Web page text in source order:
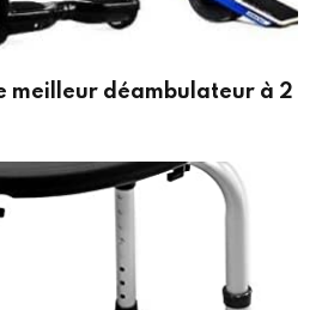
meilleur déambulateur à 2